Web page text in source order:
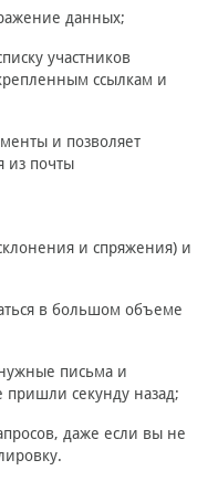
данных;
участников
ссылкам и
и позволяет
из почты
и спряжения) и
в большом объеме
письма и
пришли секунду назад;
даже если вы не